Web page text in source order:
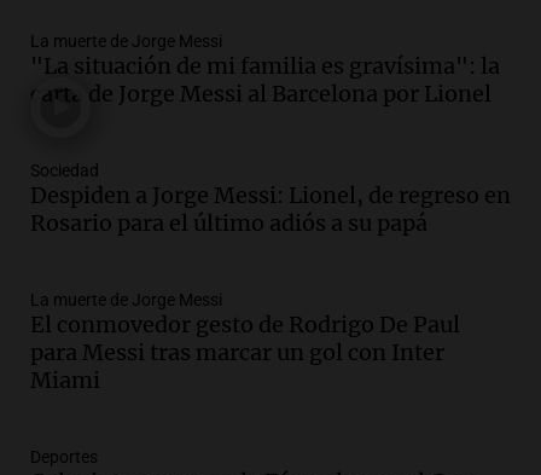
Audio.Tragedia en Mendoza: un muerto
y cinco heridos tras caer dos autos desde
un puente
Audio.Messi llegará esta noche a
Rosario para acompañar a su familia
Episodios
Audio.Ley de Propiedad Privada: el revés
en el Congreso expuso una debilidad
comunicacional del Gobierno
La muerte de Jorge Messi
"La situación de mi familia es gravísima": la
carta de Jorge Messi al Barcelona por Lionel
Sociedad
Despiden a Jorge Messi: Lionel, de regreso en
Rosario para el último adiós a su papá
La muerte de Jorge Messi
El conmovedor gesto de Rodrigo De Paul
para Messi tras marcar un gol con Inter
Miami
Deportes